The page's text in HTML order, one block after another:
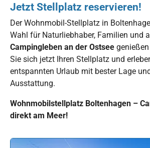
Jetzt Stellplatz reservieren!
Der Wohnmobil-Stellplatz in
Wahl für Naturliebhaber, Familien und
Campingleben an der Ostsee
Sie sich jetzt Ihren Stellplatz und
entspannten Urlaub mit bester Lage
Ausstattung.
Wohnmobilstellplatz Boltenhagen –
direkt am Meer!